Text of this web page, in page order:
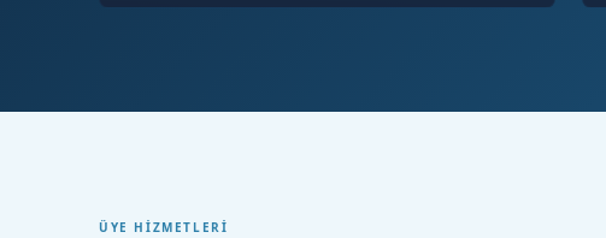
ÜYE HIZMETLERI